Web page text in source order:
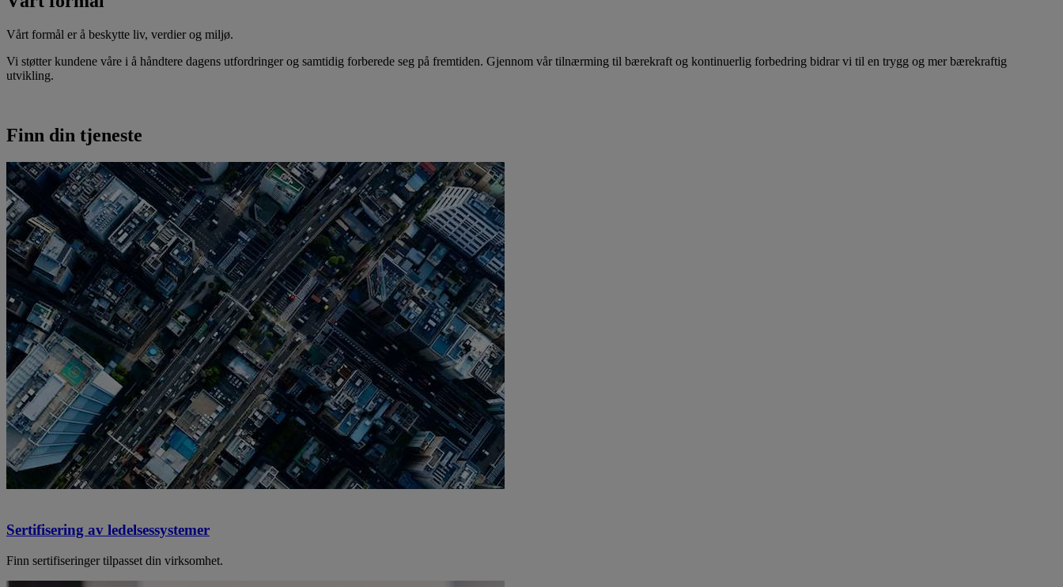
Vårt formål er å beskytte liv, verdier og miljø.
Vi støtter kundene våre i å håndtere dagens utfordringer og samtidig forberede seg på fremtiden. Gjennom vår tilnærming til bærekraft og kontinuerlig forbedring bidrar vi til en trygg og mer bærekraftig
utvikling.
Finn din tjeneste
Sertifisering av ledelsessystemer
Finn sertifiseringer tilpasset din virksomhet.